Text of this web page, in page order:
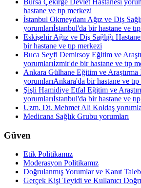
Bursa Çekirge Devlet Hastanesi
hastane ve tıp merkezi
İstanbul Okmeydanı Ağız ve Diş
yorumlarıİstanbul'da bir hastane ve
Eskişehir Ağız ve Diş Sağlığı
bir hastane ve tıp merkezi
Buca Seyfi Demirsoy Eğitim ve
yorumlarıİzmir'de bir hastane ve tıp
Ankara Gülhane Eğitim ve Araştırma
yorumlarıAnkara'da bir hastane ve
Şişli Hamidiye Etfal Eğitim ve
yorumlarıİstanbul'da bir hastane ve
Uzm. Dt. Mehmet Ali Koldaş
Medicana Sağlık Grubu yorumları
Güven
Etik Politikamız
Moderasyon Politikamız
Doğrulanmış Yorumlar ve Kanıt
Gerçek Kişi Teyidi ve Kullanıcı